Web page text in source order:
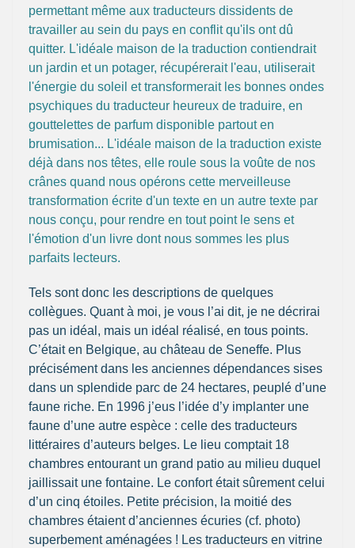
permettant même aux traducteurs dissidents de
travailler au sein du pays en conflit qu'ils ont dû
quitter. L'idéale maison de la traduction contiendrait
un jardin et un potager, récupérerait l'eau, utiliserait
l'énergie du soleil et transformerait les bonnes ondes
psychiques du traducteur heureux de traduire, en
gouttelettes de parfum disponible partout en
brumisation... L'idéale maison de la traduction existe
déjà dans nos têtes, elle roule sous la voûte de nos
crânes quand nous opérons cette merveilleuse
transformation écrite d'un texte en un autre texte par
nous conçu, pour rendre en tout point le sens et
l'émotion d'un livre dont nous sommes les plus
parfaits lecteurs.
Tels sont donc les descriptions de quelques
collègues. Quant à moi, je vous l’ai dit, je ne décrirai
pas un idéal, mais un idéal réalisé, en tous points.
C’était en Belgique, au château de Seneffe. Plus
précisément dans les anciennes dépendances sises
dans un splendide parc de 24 hectares, peuplé d’une
faune riche. En 1996 j’eus l’idée d’y implanter une
faune d’une autre espèce : celle des traducteurs
littéraires d’auteurs belges. Le lieu comptait 18
chambres entourant un grand patio au milieu duquel
jaillissait une fontaine. Le confort était sûrement celui
d’un cinq étoiles. Petite précision, la moitié des
chambres étaient d’anciennes écuries (cf. photo)
superbement aménagées ! Les traducteurs en vitrine